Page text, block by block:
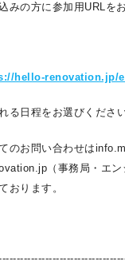
みの方に参加用URLを
hello-renovation.jp/
る日程をお選びくださ
のお問い合わせは
（事務局・エン
おります。